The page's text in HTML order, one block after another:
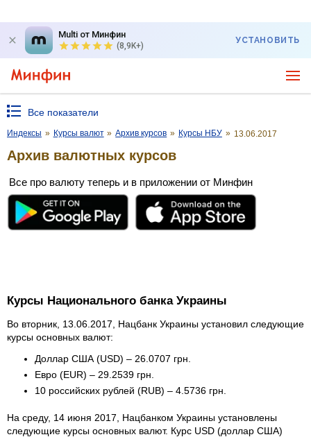
Multi от Минфин
(8,9K+)
УСТАНОВИТЬ
Все показатели
Индексы » Курсы валют » Архив курсов » Курсы НБУ » 13.06.2017
Архив валютных курсов
Все про валюту теперь и в приложении от Минфин
Курсы Национального банка Украины
Во вторник, 13.06.2017, Нацбанк Украины установил следующие
курсы основных валют:
Доллар США (USD) – 26.0707 грн.
Евро (EUR) – 29.2539 грн.
10 российских рублей (RUB) – 4.5736 грн.
На среду, 14 июня 2017, Нацбанком Украины установлены
следующие курсы основных валют. Курс USD (доллар США)